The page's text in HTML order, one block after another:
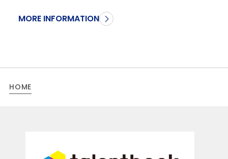
MORE INFORMATION
HOME